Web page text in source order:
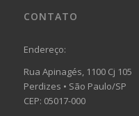
CONTATO
Endereço:
Rua Apinagés, 1100 Cj 105
Perdizes • São Paulo/SP
CEP: 05017-000